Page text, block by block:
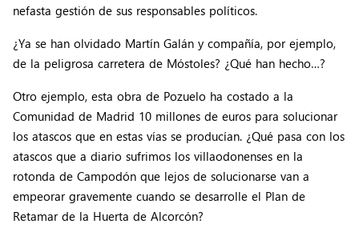
nefasta gestión de sus responsables políticos.
¿Ya se han olvidado Martín Galán y compañía, por ejemplo,
de la peligrosa carretera de Móstoles? ¿Qué han hecho…?
Otro ejemplo, esta obra de Pozuelo ha costado a la
Comunidad de Madrid 10 millones de euros para solucionar
los atascos que en estas vías se producían. ¿Qué pasa con los
atascos que a diario sufrimos los villaodonenses en la
rotonda de Campodón que lejos de solucionarse van a
empeorar gravemente cuando se desarrolle el Plan de
Retamar de la Huerta de Alcorcón?